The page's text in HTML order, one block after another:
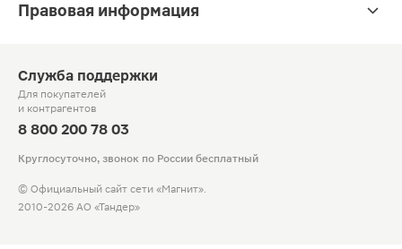
Правовая информация
Служба поддержки
Для покупателей
и контрагентов
8 800 200 78 03
Круглосуточно, звонок по России бесплатный
© Официальный сайт сети «Магнит».
2010-2026 АО «Тандер»